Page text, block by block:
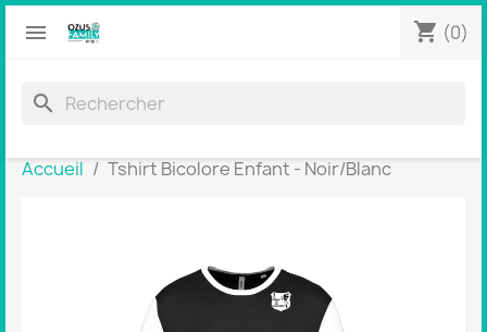
 shopping_cart (0)
search
Accueil Tshirt Bicolore Enfant - Noir/Blanc